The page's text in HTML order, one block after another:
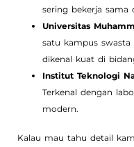
sering bekerja sama
Universitas
satu kampus
dikenal kuat di
Institut Teknologi
Terkenal dengan
modern.
Kalau mau tahu detail